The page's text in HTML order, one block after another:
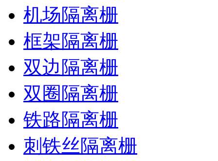
机场隔离栅
框架隔离栅
双边隔离栅
双圈隔离栅
铁路隔离栅
刺铁丝隔离栅